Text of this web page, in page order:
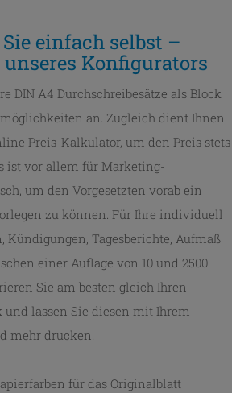
einfach selbst –
Konfigurators
DIN A4 Durchschreibesätze als Block
an. Zugleich dient Ihnen
Preis-Kalkulator, um den Preis stets
ist vor allem für Marketing-
um den Vorgesetzten vorab ein
zu können. Für Ihre individuell
Kündigungen, Tagesberichte, Aufmaß
einer Auflage von 10 und 2500
Sie am besten gleich Ihren
und lassen Sie diesen mit Ihrem
mehr drucken.
für das Originalblatt